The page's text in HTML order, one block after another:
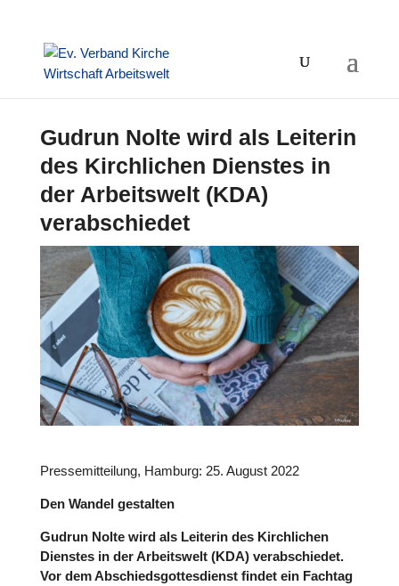
Gudrun Nolte wird als Leiterin
des Kirchlichen Dienstes in
der Arbeitswelt (KDA)
verabschiedet
Pres­se­mit­tei­lung, Hamburg: 25. August 2022
Den Wandel gestal­ten
Gudrun Nolte wird als Leiterin des Kirch­li­chen
Dienstes in der Arbeits­welt (KDA) ver­ab­schie­det.
Vor dem Abschieds­got­tes­dienst findet ein Fachtag